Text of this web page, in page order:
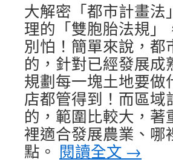
大解密「都市計畫
理的「雙胞胎法規
別怕！簡單來說，
的，針對已經發展
規劃每一塊土地要
店都管得到！而區
的，範圍比較大，
裡適合發展農業、哪
點。 閱讀全文 →